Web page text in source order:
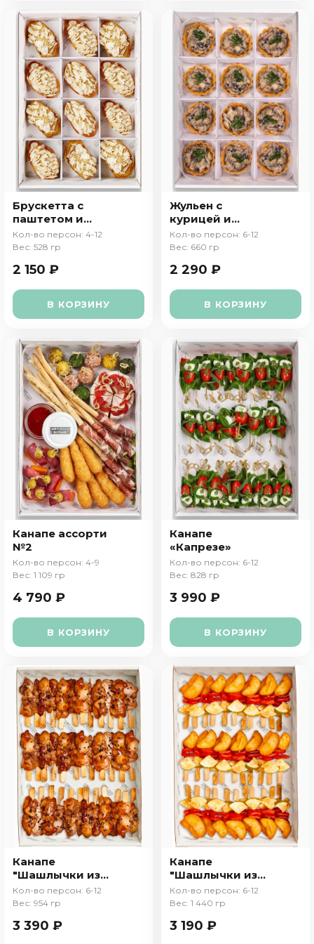
Брускетта с
паштетом и
миндалем
Кол-во персон: 4-12
Вес: 528 гр
2 150 ₽
В КОРЗИНУ
Жульен с
курицей и
грибами в
тарталетке
Кол-во персон: 6-12
Вес: 660 гр
2 290 ₽
В КОРЗИНУ
Канапе ассорти
№2
Кол-во персон: 4-9
Вес: 1 109 гр
4 790 ₽
В КОРЗИНУ
Канапе
«Капрезе»
Кол-во персон: 6-12
Вес: 828 гр
3 990 ₽
В КОРЗИНУ
Канапе
"Шашлычки из
курицы"
Кол-во персон: 6-12
Вес: 954 гр
3 390 ₽
Канапе
"Шашлычки из
овощей"
Кол-во персон: 6-12
Вес: 1 440 гр
3 190 ₽